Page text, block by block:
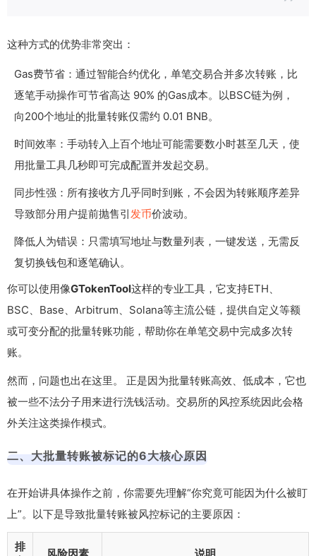
这种方式的优势非常突出：
Gas费节省：通过智能合约优化，单笔交易合并多次转账，比
逐笔手动操作可节省高达 90% 的Gas成本。以BSC链为例，
向200个地址的批量转账仅需约 0.01 BNB。
时间效率：手动转入上百个地址可能需要数小时甚至几天，使
用批量工具几秒即可完成配置并发起交易。
同步性强：所有接收方几乎同时到账，不会因为转账顺序差异
导致部分用户提前抛售引发币价波动。
降低人为错误：只需填写地址与数量列表，一键发送，无需反
复切换钱包和逐笔确认。
你可以使用像GTokenTool这样的专业工具，它支持ETH、
BSC、Base、Arbitrum、Solana等主流公链，提供自定义等额
或可变分配的批量转账功能，帮助你在单笔交易中完成多次转
账。
然而，问题也出在这里。 正是因为批量转账高效、低成本，它也
被一些不法分子用来进行洗钱活动。交易所的风控系统因此会格
外关注这类操作模式。
二、大批量转账被标记的6大核心原因
在开始讲具体操作之前，你需要先理解“你究竟可能因为什么被盯
上”。以下是导致批量转账被风控标记的主要原因：
排